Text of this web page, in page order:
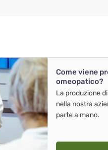
Come viene
omeopatico?
La produzione
nella nostra
parte a mano.